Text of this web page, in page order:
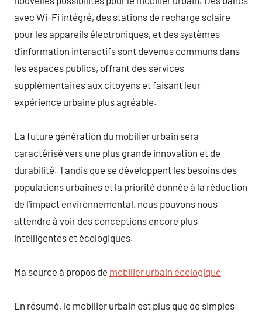
avec Wi-Fi intégré, des stations de recharge solaire
pour les appareils électroniques, et des systèmes
d’information interactifs sont devenus communs dans
les espaces publics, offrant des services
supplémentaires aux citoyens et faisant leur
expérience urbaine plus agréable.
La future génération du mobilier urbain sera
caractérisé vers une plus grande innovation et de
durabilité. Tandis que se développent les besoins des
populations urbaines et la priorité donnée à la réduction
de l’impact environnemental, nous pouvons nous
attendre à voir des conceptions encore plus
intelligentes et écologiques.
Ma source à propos de mobilier urbain écologique
En résumé, le mobilier urbain est plus que de simples